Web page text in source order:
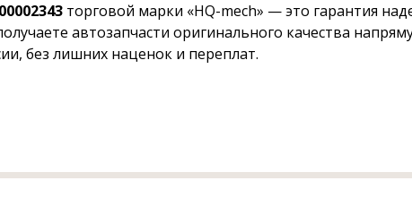
торговой марки «HQ-mech» — это гарантия
автозапчасти оригинального качества
без лишних наценок и переплат.